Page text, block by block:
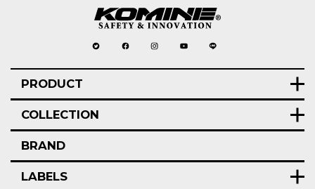
PRODUCT
COLLECTION
BRAND
LABELS